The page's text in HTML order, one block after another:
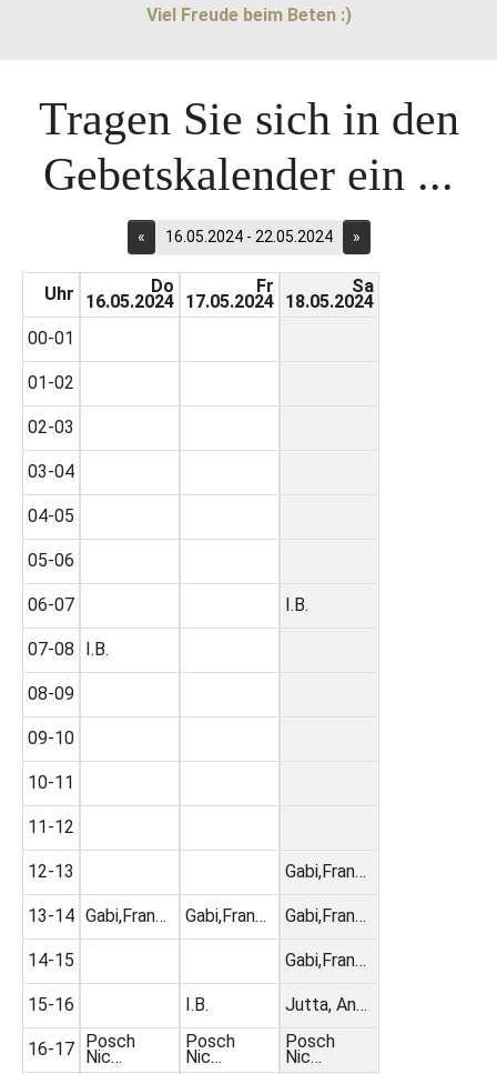
Viel Freude beim Beten :)
Tragen Sie sich in den
Gebetskalender ein ...
« 16.05.2024 - 22.05.2024 »
Uhr
00-01
01-02
02-03
03-04
04-05
05-06
06-07
07-08
08-09
09-10
10-11
11-12
12-13
13-14
14-15
15-16
16-17
Do
16.05.2024
I.B.
Gabi,Fran…
Posch
Nic…
Fr
17.05.2024
Gabi,Fran…
I.B.
Posch
Nic…
Sa
18.05.2024
I.B.
Gabi,Fran…
Gabi,Fran…
Gabi,Fran…
Jutta, An…
Posch
Nic…